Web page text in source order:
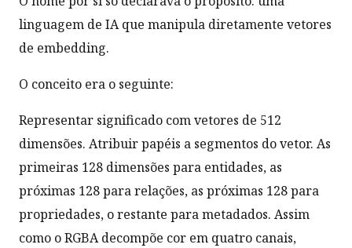
linguagem de IA que manipula diretamente vetores
de embedding.
O conceito era o seguinte:
Representar significado com vetores de 512
dimensões. Atribuir papéis a segmentos do vetor. As
primeiras 128 dimensões para entidades, as
próximas 128 para relações, as próximas 128 para
propriedades, o restante para metadados. Assim
como o RGBA decompõe cor em quatro canais,